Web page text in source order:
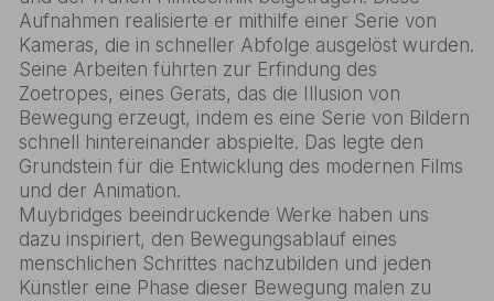
Aufnahmen realisierte er mithilfe einer Serie von
Kameras, die in schneller Abfolge ausgelöst wurden.
Seine Arbeiten führten zur Erfindung des
Zoetropes, eines Geräts, das die Illusion von
Bewegung erzeugt, indem es eine Serie von Bildern
schnell hintereinander abspielte. Das legte den
Grundstein für die Entwicklung des modernen Films
und der Animation.
Muybridges beeindruckende Werke haben uns
dazu inspiriert, den Bewegungsablauf eines
menschlichen Schrittes nachzubilden und jeden
Künstler eine Phase dieser Bewegung malen zu